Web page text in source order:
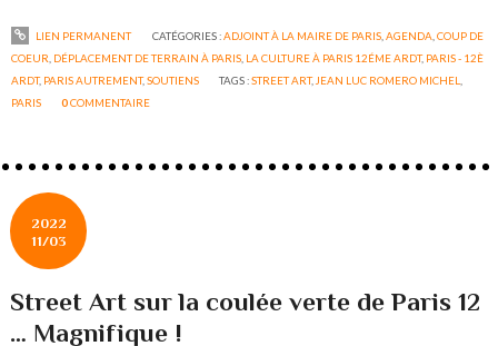
LIEN PERMANENT CATÉGORIES :ADJOINT À LA MAIRE DE PARIS, AGENDA COUP DE
COEUR DÉPLACEMENT DE TERRAIN À PARIS LA CULTURE À PARIS 12ÉME ARDT, PARIS - 12È
ARDT, PARIS AUTREMENT,SOUTIENS TAGS :STREET ART, JEAN LUC ROMERO MICHEL
PARIS
0COMMENTAIRE
2022
11/03
Street Art sur la coulée verte de Paris 12
… Magnifique !